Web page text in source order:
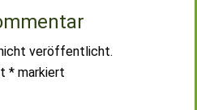
veröffentlicht.
* markiert